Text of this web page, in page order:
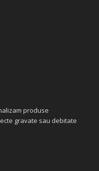
produse
gravate sau debitate